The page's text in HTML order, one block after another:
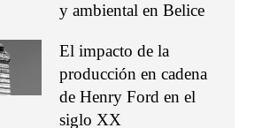
y ambiental en Belice
El impacto de la
producción en cadena
de Henry Ford en el
siglo XX